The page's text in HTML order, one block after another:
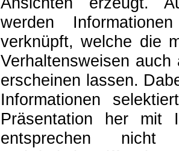
werden
verknüpft, welche die
Verhaltensweisen
erscheinen lassen.
Informationen
Präsentation her mit
entsprechen